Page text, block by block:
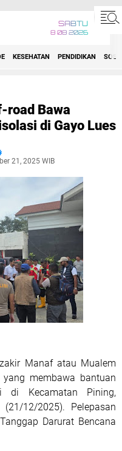
SABTU
8 08 2026
KESEHATAN PENDIDIKAN
road Bawa
di Gayo Lues
21, 2025 WIB
Manaf atau Mualem
membawa bantuan
di Kecamatan Pining,
12/2025). Pelepasan
Darurat Bencana